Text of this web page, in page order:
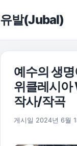
유발(Jubal)
예수의 생
위클레시아
작사/작곡
게시일 2024년 6월